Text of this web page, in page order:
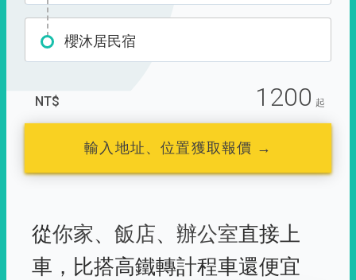
櫻沐居民宿
NT$ 1200 起
輸入地址、位置獲取報價 →
從你家、 飯店、 辦公室直接上
車， 比搭高鐵轉計程車還便宜